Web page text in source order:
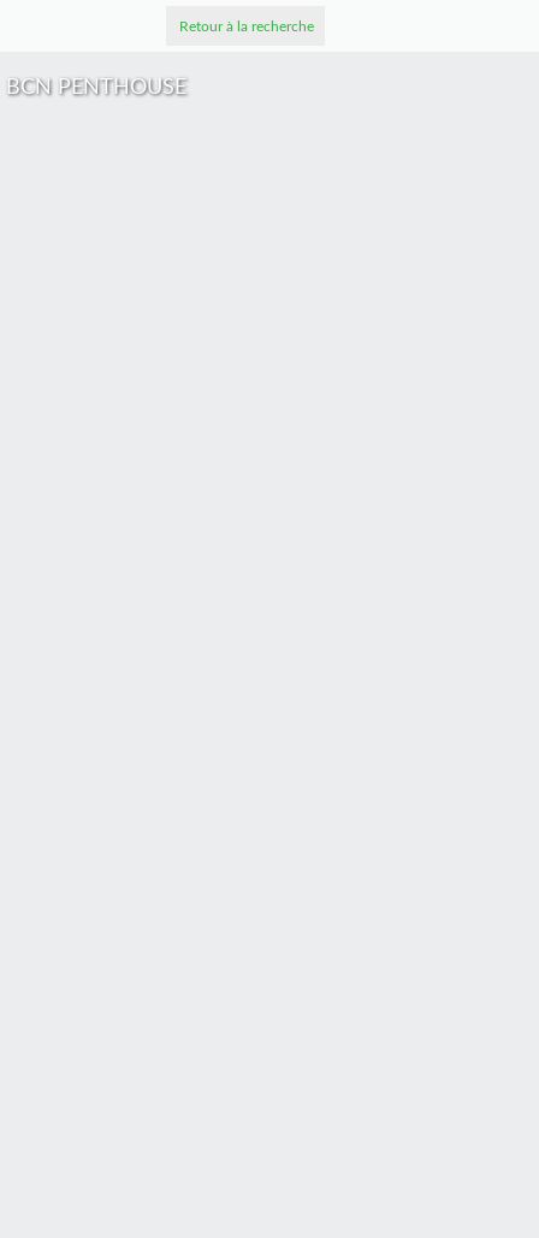
Retour à la recherche
BCN PENTHOUSE